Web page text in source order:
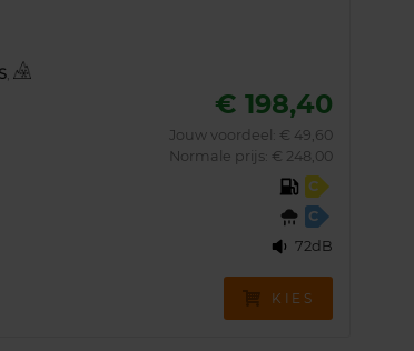
,
€ 198,40
Jouw voordeel: € 49,60
Normale prijs: € 248,00
C
C
72dB
KIES